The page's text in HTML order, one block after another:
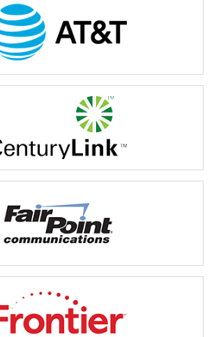
140 ans, AT&T investit pour améliorer les
des instances de sécurité publique et des
premiers répondants.
http://att.com/ng911
de communication avancés, CenturyLink offre
vocale, vidéo et de large bande à
et entreprises de 33 États américains.
http://www.centurylink.com/
soit le Maine et le Vermont, en plus d’aider
et municipalités à explorer leurs options.
des technologies novatrices conçues pour
liées aux interventions d’urgence et
générer des économies.